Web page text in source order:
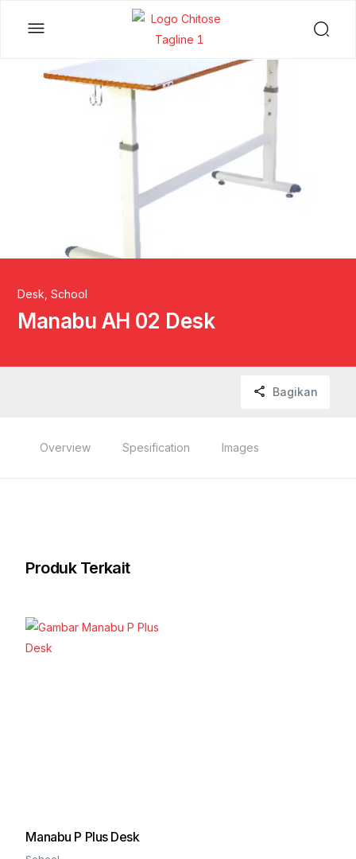
Desk ,School
Manabu AH 02 Desk
Bagikan
Overview Spesification Images
Produk Terkait
Manabu P Plus Desk